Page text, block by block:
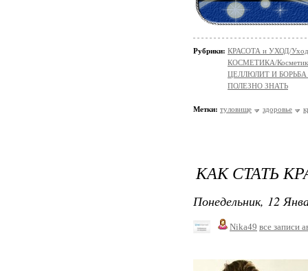
Рубрики: КРАСОТА и УХОД/Уход
КОСМЕТИКА/
ЦЕЛЛЮЛИТ И
ПОЛЕЗНО ЗНАТЬ
Метки: туловище здоровье
КАК СТАТЬ
Понедельник, 12
Nika49 все записи